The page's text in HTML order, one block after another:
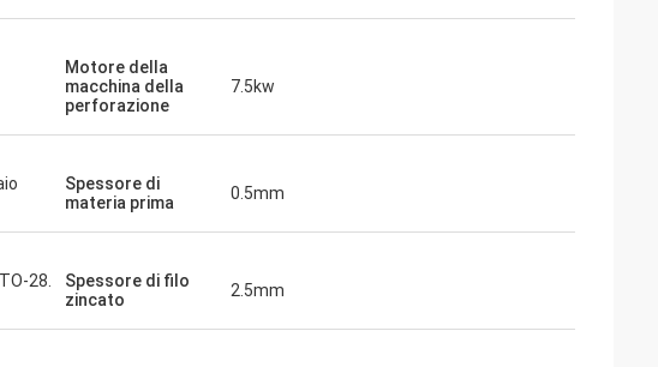
Motore della
macchina della
perforazione
7.5kw
Spessore di
materia prima
0.5mm
28.
Spessore di filo
zincato
2.5mm